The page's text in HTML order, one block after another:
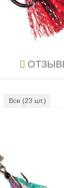
Все (23 шт.)